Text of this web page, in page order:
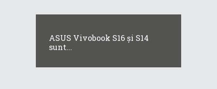
ASUS Vivobook S16 și S14
sunt...